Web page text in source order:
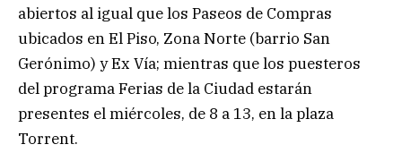
abiertos al igual que los Paseos de Compras
ubicados en El Piso, Zona Norte (barrio San
Gerónimo) y Ex Vía; mientras que los puesteros
del programa Ferias de la Ciudad estarán
presentes el miércoles, de 8 a 13, en la plaza
Torrent.